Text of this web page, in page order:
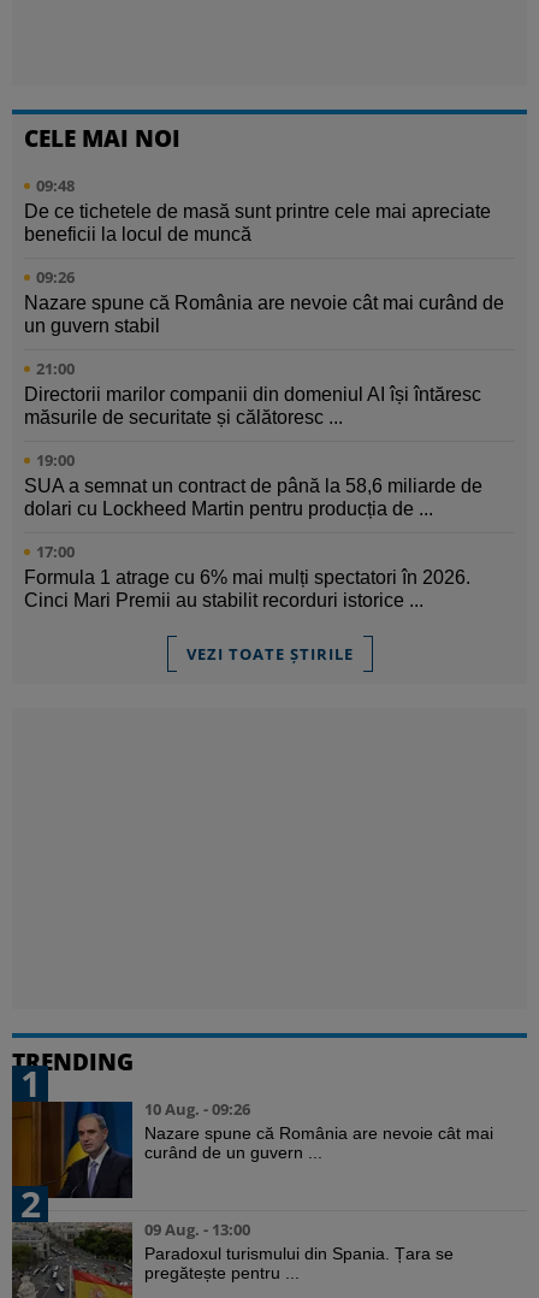
CELE MAI NOI
09:48
De ce tichetele de masă sunt printre cele mai apreciate
beneficii la locul de muncă
09:26
Nazare spune că România are nevoie cât mai curând de
un guvern stabil
21:00
Directorii marilor companii din domeniul AI își întăresc
măsurile de securitate și călătoresc ...
19:00
SUA a semnat un contract de până la 58,6 miliarde de
dolari cu Lockheed Martin pentru producția de ...
17:00
Formula 1 atrage cu 6% mai mulți spectatori în 2026.
Cinci Mari Premii au stabilit recorduri istorice ...
VEZI TOATE ȘTIRILE
TRENDING
1
10 Aug. - 09:26
Nazare spune că România are nevoie cât mai
curând de un guvern ...
2
09 Aug. - 13:00
Paradoxul turismului din Spania. Țara se
pregătește pentru ...